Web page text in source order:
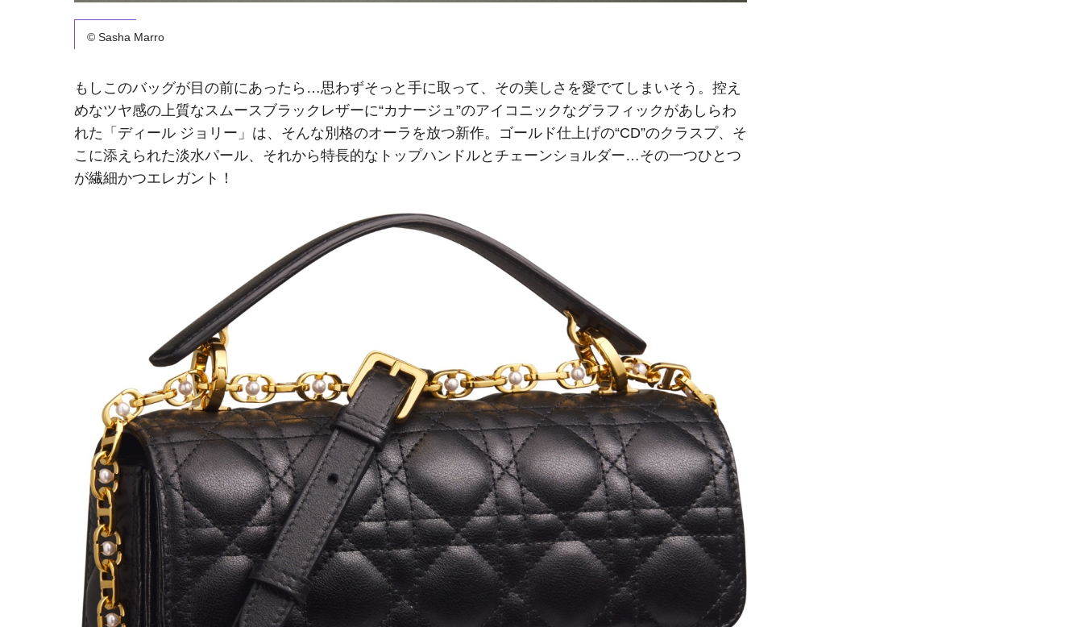
© Sasha Marro
もしこのバッグが目の前にあったら…思わずそっと手に取って、その美しさを愛でてしまいそう。控え
めなツヤ感の上質なスムースブラックレザーに“カナージュ”のアイコニックなグラフィックがあしらわ
れた「ディール ジョリー」は、そんな別格のオーラを放つ新作。ゴールド仕上げの“CD”のクラスプ、そ
こに添えられた淡水パール、それから特長的なトップハンドルとチェーンショルダー…その一つひとつ
が繊細かつエレガント！